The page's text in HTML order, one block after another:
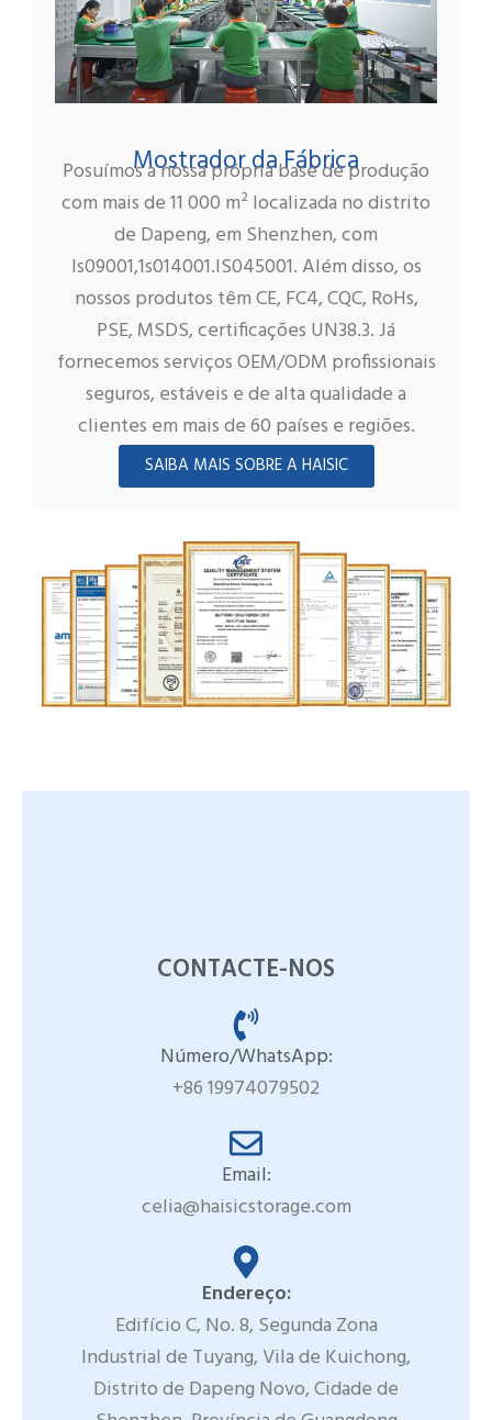
Mostrador da Fábrica
Posuímos a nossa própria base de produção
com mais de 11 000 m² localizada no distrito
de Dapeng, em Shenzhen, com
ls09001,1s014001.IS045001. Além disso, os
nossos produtos têm CE, FC4, CQC, RoHs,
PSE, MSDS, certificações UN38.3. Já
fornecemos serviços OEM/ODM profissionais
seguros, estáveis e de alta qualidade a
clientes em mais de 60 países e regiões.
SAIBA MAIS SOBRE A HAISIC
CONTACTE-NOS
Número/WhatsApp:
+86 19974079502
Email:
celia@haisicstorage.com
Endereço:
Edifício C, No. 8, Segunda Zona
Industrial de Tuyang, Vila de Kuichong,
Distrito de Dapeng Novo, Cidade de